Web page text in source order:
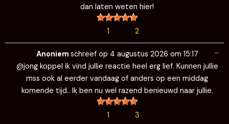
dan laten weten hier!
1 2
Anoniem schreef op 4 augustus 2026 om 15:17
@jong koppel ik vind jullie reactie heel erg lief. Kunnen jullie
mss ook al eerder vandaag of anders op een middag
komende tijd.. Ik ben nu wel razend benieuwd naar jullie.
1 3
…